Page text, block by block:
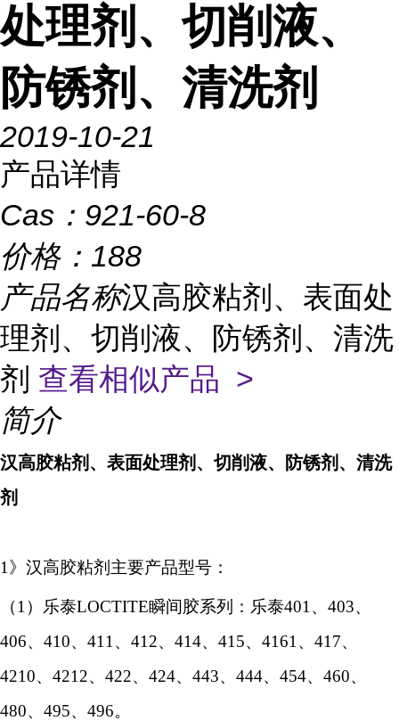
处理剂、切削液、
防锈剂、清洗剂
2019-10-21
产品详情
Cas： 921-60-8
价格： 188
产品名称汉高胶粘剂、表面处
理剂、切削液、防锈剂、清洗
剂 查看相似产品 >
简介
汉高胶粘剂、表面处理剂、切削液、防锈剂、清洗
剂
1》汉高胶粘剂主要产品型号：
（1 ） 乐泰LOCTITE瞬间胶系列：乐泰401、403、
406、410、411、412、414、415、4161、417、
4210、4212、422、424、443、444、454、460、
480、495、496。